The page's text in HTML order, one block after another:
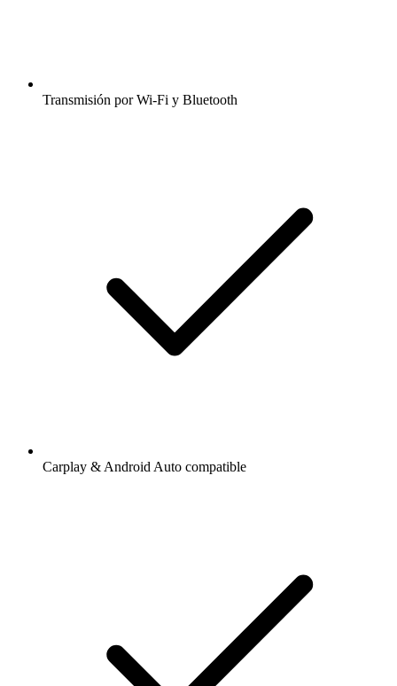
Transmisión por Wi-Fi y Bluetooth
Carplay & Android Auto compatible